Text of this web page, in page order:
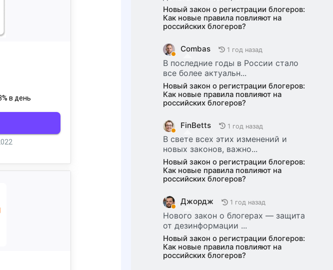
Новый закон о регистрации блогеров:
Как новые правила повлияют на
российских блогеров?
Combas 1 год назад
В последние годы в России стало
все более актуальн...
Новый закон о регистрации блогеров:
Как новые правила повлияют на
российских блогеров?
FinBetts 1 год назад
В свете всех этих изменений и
новых законов, важно...
Новый закон о регистрации блогеров:
Как новые правила повлияют на
российских блогеров?
Джордж 1 год назад
Нового закон о блогерах — защита
от дезинформации ...
Новый закон о регистрации блогеров:
Как новые правила повлияют на
российских блогеров?